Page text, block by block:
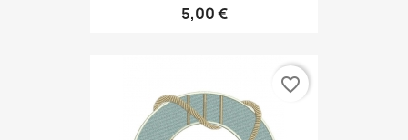
5,00 €
favorite_border